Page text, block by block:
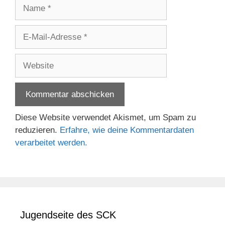
Adresse
Diese Website verwendet Akismet, um Spam zu
reduzieren. Erfahre, wie deine Kommentardaten
verarbeitet werden.
Jugendseite des SCK